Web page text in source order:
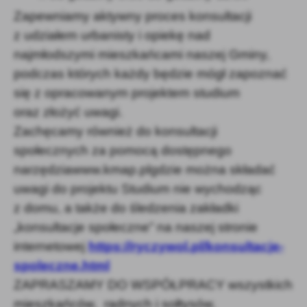
Zapewniamy aktywny proces konsultacji
z udziałem urbanisty i opiekę nad
najmłodszymi mieszkańcami naszej Gminy,
podczas których każdy będzie mógł zapoznać
się z opracowanym projektem studium
oraz złożyć uwagi.
Zachęcamy również do konsultacji
społecznych za pomocą dostępnego
narzędziawww.kmap.plgdzie można składać
uwagi do projektu Studium nie wychodząc
z domu, a także do śledzenia zakładki
„konsultacje społeczne” na naszej stronie
internetowej https://ryczywol.pl/konsultacje-
spoleczne.html
ZAPRASZAMY DO WSPÓŁPRACY wszystkich
mieszkańców, radnych i sołtysów,